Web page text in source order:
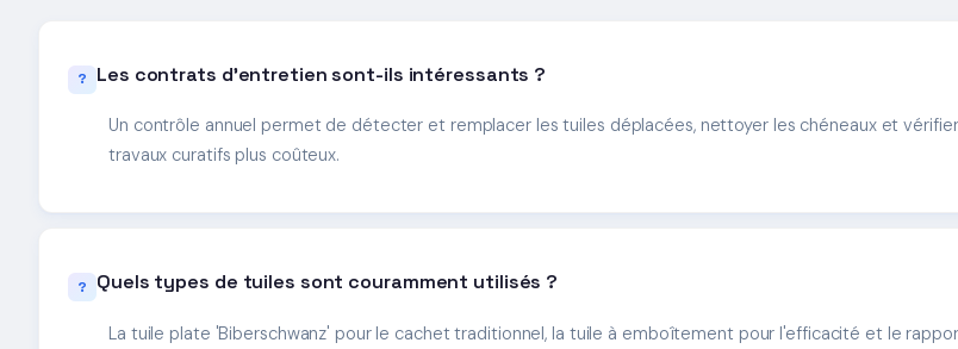
Les contrats d'entretien sont-ils intéressants ?
Un contrôle annuel permet de détecter et remplacer les tuiles déplacées, nettoyer les chéneaux et
travaux curatifs plus coûteux.
Quels types de tuiles sont couramment utilisés ?
La tuile plate 'Biberschwanz' pour le cachet traditionnel, la tuile à emboîtement pour l'efficacité et le